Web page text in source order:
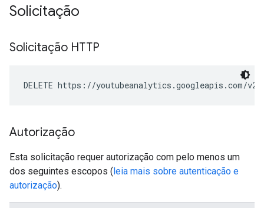
Solicitação
Solicitação HTTP
DELETE https://youtubeanalytics.googleapis.com/v2/
Autorização
Esta solicitação requer autorização com pelo menos um
dos seguintes escopos (leia mais sobre autenticação e
autorização).